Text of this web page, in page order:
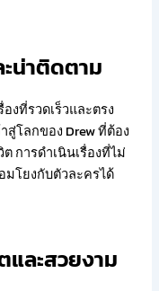
ะน่าติดตาม
องที่รวดเร็วและตรง
โลกของ Drew ที่ต้อง
การดำเนินเรื่องที่ไม่
มโยงกับตัวละครได้
ละสวยงาม